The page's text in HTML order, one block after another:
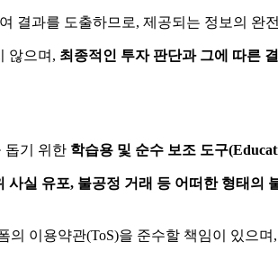
결과를 도출하므로, 제공되는 정보의
않으며, 최종적인 투자 판단과 그에 따른
돕기 위한 학습용 및 순수 보조 도구
사실 유포, 불공정 거래 등 어떠한 형태의
이용약관(ToS)을 준수할 책임이 있으